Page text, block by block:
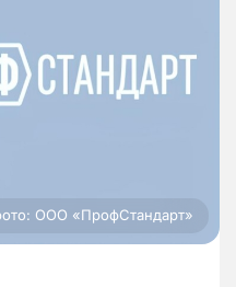
ООО «ПрофСтандарт»